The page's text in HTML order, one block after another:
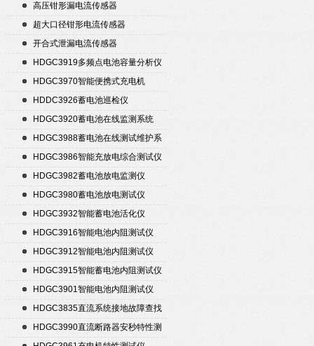
高压钳形漏电流传感器
超大口径钳形电流传感器
开合式泄漏电流传感器
HDGC3919多频点电池容量分析仪
HDGC3970智能便携式充电机
HDDC3926蓄电池巡检仪
HDGC3920蓄电池在线监测系统
HDGC3988蓄电池在线测试维护系
统
HDGC3986智能充放电综合测试仪
HDGC3982蓄电池放电监测仪
HDGC3980蓄电池放电测试仪
HDGC3932智能蓄电池活化仪
HDGC3916智能电池内阻测试仪
HDGC3912智能电池内阻测试仪
HDGC3915智能蓄电池内阻测试仪
HDGC3901智能电池内阻测试仪
HDGC3835直流系统接地故障查找
仪
HDGC3990直流断路器安秒特性测
试仪